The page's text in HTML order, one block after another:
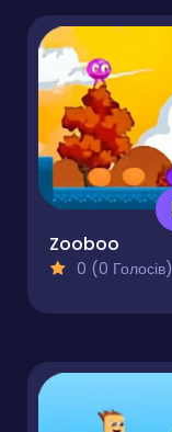
Zooboo
0 (0 Голосів)